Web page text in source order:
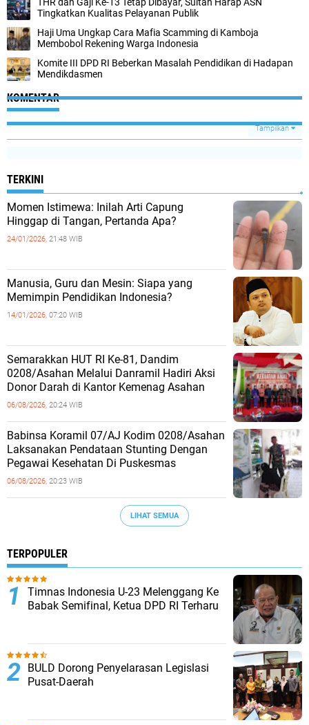
THR dan Gaji Ke-13 Tetap Dibayar, Sultan Harap ASN
Tingkatkan Kualitas Pelayanan Publik
Haji Uma Ungkap Cara Mafia Scamming di Kamboja
Membobol Rekening Warga Indonesia
Komite III DPD RI Beberkan Masalah Pendidikan di Hadapan
Mendikdasmen
KOMENTAR
Tampilkan
TERKINI
Momen Istimewa: Inilah Arti Capung
Hinggap di Tangan, Pertanda Apa?
24/01/2026, 21:48 WIB
Manusia, Guru dan Mesin: Siapa yang
Memimpin Pendidikan Indonesia?
14/01/2026, 07:20 WIB
Semarakkan HUT RI Ke-81, Dandim
0208/Asahan Melalui Danramil Hadiri Aksi
Donor Darah di Kantor Kemenag Asahan
06/08/2026, 20:24 WIB
Babinsa Koramil 07/AJ Kodim 0208/Asahan
Laksanakan Pendataan Stunting Dengan
Pegawai Kesehatan Di Puskesmas
06/08/2026, 20:23 WIB
LIHAT SEMUA
TERPOPULER
Timnas Indonesia U-23 Melenggang Ke
Babak Semifinal, Ketua DPD RI Terharu
BULD Dorong Penyelarasan Legislasi
Pusat-Daerah